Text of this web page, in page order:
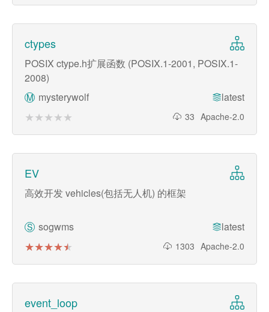
ctypes
POSIX ctype.h扩展函数 (POSIX.1-2001, POSIX.1-
2008)
M mysterywolf latest
★★★★★
★★★★★ 33 Apache-2.0
EV
高效开发 vehicles(包括无人机) 的框架
S sogwms latest
★★★★★
★★★★★ 1303 Apache-2.0
event_loop